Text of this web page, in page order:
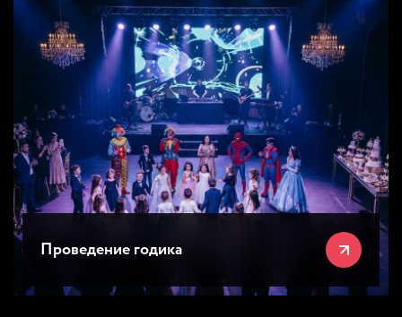
Проведение годика